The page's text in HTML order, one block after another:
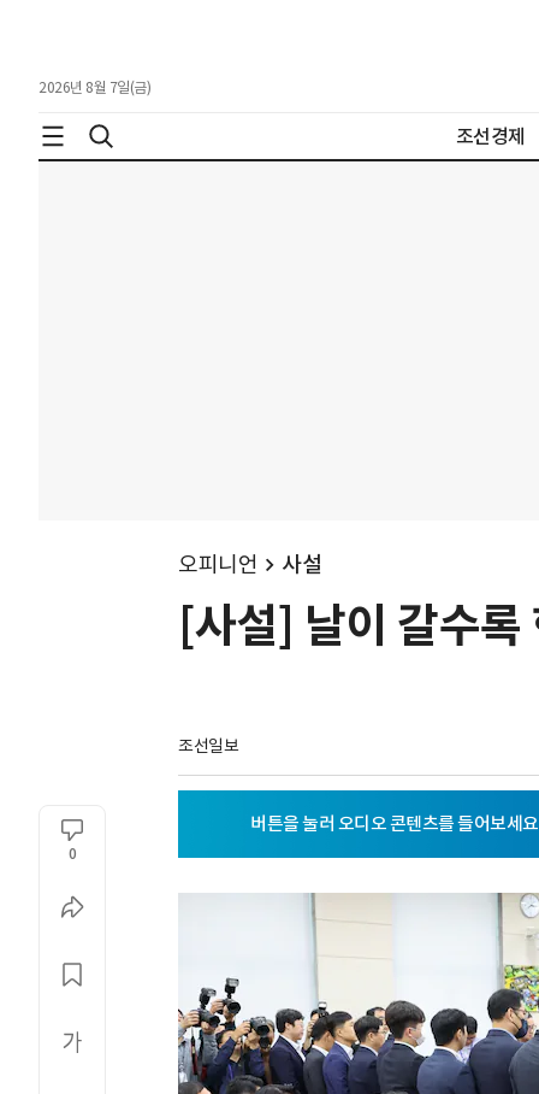
2026년 8월 7일(금)
조선경제
오피니언 사설
[사설] 날이 갈수
조선일보
0